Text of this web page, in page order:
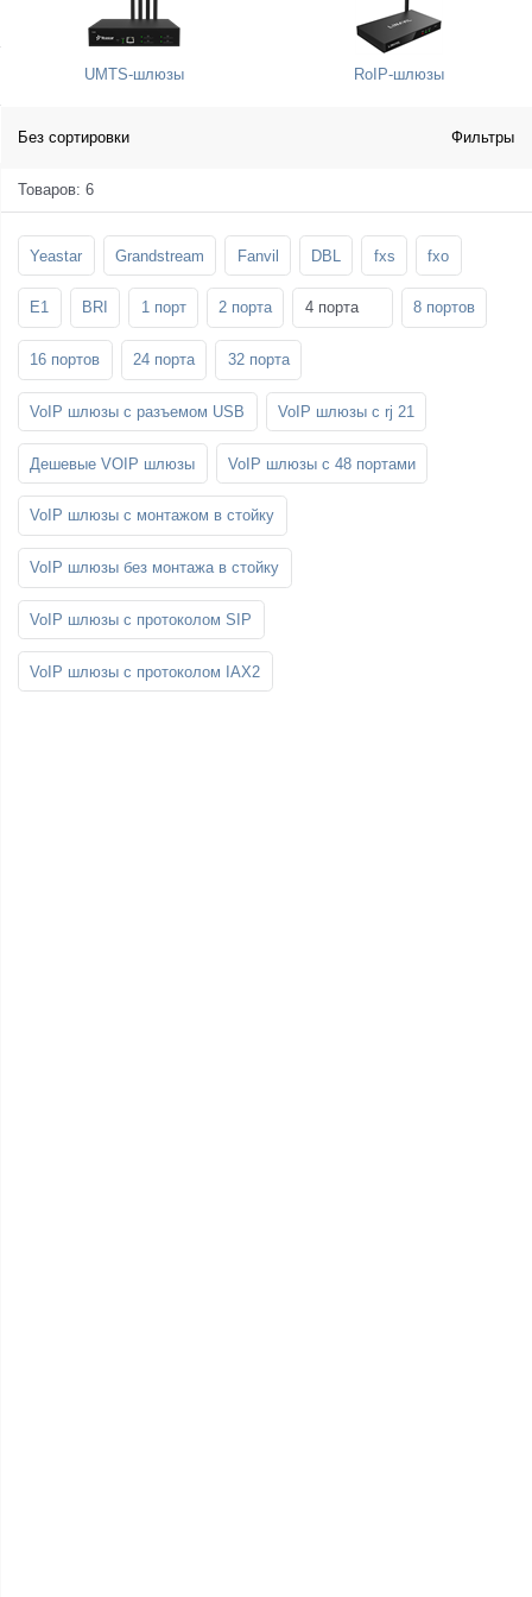
UMTS-шлюзы RoIP-шлюзы
Без сортировки Фильтры
Товаров: 6
Yeastar Grandstream Fanvil DBL fxs fxo
E1 BRI 1 порт 2 порта 4 порта 8 портов
16 портов 24 порта 32 порта
VoIP шлюзы с разъемом USB VoIP шлюзы с rj 21
Дешевые VOIP шлюзы VoIP шлюзы с 48 портами
VoIP шлюзы с монтажом в стойку
VoIP шлюзы без монтажа в стойку
VoIP шлюзы с протоколом SIP
VoIP шлюзы с протоколом IAX2
Стойки и крепления для панелей и
телевизоров
Шахтные телефоны
SFP-модули
3G/4G LTE и ADSL модемы
Мобильные телефоны